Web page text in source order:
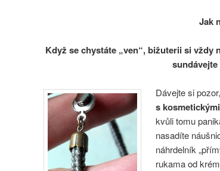
Jak
Když se chystáte „ven“, bižuterii si vždy
Dávejte si
s
kvůli tomu
nasadíte
náhrdelník
rukama od